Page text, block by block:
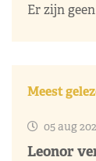
Er zijn
Meest
05 aug
Leonor